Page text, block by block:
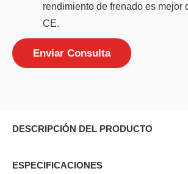
rendimiento de frenado es mejor
CE.
Enviar Consulta
DESCRIPCIÓN DEL PRODUCTO
ESPECIFICACIONES